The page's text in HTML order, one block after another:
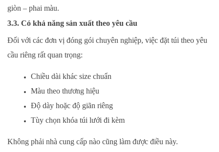
giòn – phai màu.
3.3. Có khả năng sản xuất theo yêu cầu
Đối với các đơn vị đóng gói chuyên nghiệp, việc đặt túi theo yêu
cầu riêng rất quan trọng:
Chiều dài khác size chuẩn
Màu theo thương hiệu
Độ dày hoặc độ giãn riêng
Tùy chọn khóa túi lưới đi kèm
Không phải nhà cung cấp nào cũng làm được điều này.